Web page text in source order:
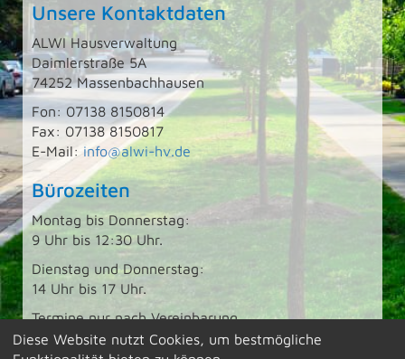
Unsere Kontaktdaten
ALWI Hausverwaltung
Daimlerstraße 5A
74252 Massenbachhausen
Fon: 07138 8150814
Fax: 07138 8150817
E-Mail:info@alwi-hv.de
Bürozeiten
Montag bis Donnerstag:
9 Uhr bis 12:30 Uhr.
Dienstag und Donnerstag:
14 Uhr bis 17 Uhr.
Termine nur nach Vereinbarung
Diese Website nutzt Cookies, um bestmögliche